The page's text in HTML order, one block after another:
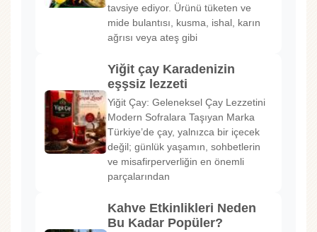
tavsiye ediyor. Ürünü tüketen ve
mide bulantısı, kusma, ishal, karın
ağrısı veya ateş gibi
Yiğit çay Karadenizin
eşşsiz lezzeti
Yiğit Çay: Geleneksel Çay Lezzetini
Modern Sofralara Taşıyan Marka
Türkiye’de çay, yalnızca bir içecek
değil; günlük yaşamın, sohbetlerin
ve misafirperverliğin en önemli
parçalarından
Kahve Etkinlikleri Neden
Bu Kadar Popüler?